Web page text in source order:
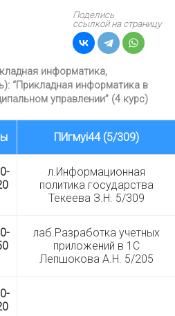
Поделись
ссылкой на страницу
информатика,
“Прикладная информатика в
управлении” (4 курс)
ПИгмуi44 (5/309)
л.Информационная
политика государства
Текеева З.Н. 5/309
лаб.Разработка учетных
приложений в 1С
Лепшокова А.Н. 5/205